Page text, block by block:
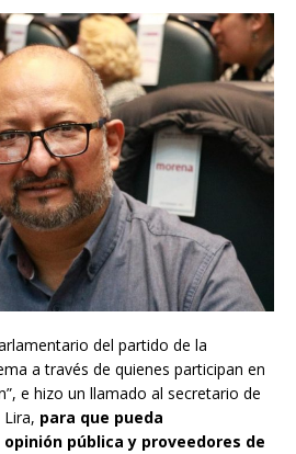
del partido de la
a través de quienes participan en
e hizo un llamado al secretario de
para que pueda
pública y proveedores de